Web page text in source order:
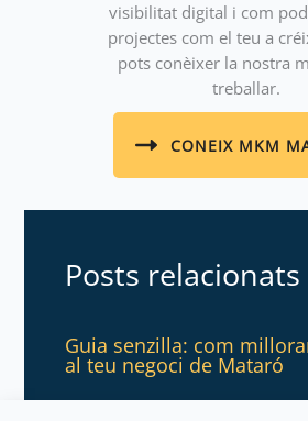
visibilitat digital i com
projectes com el teu a
pots conèixer la nostra
treballar.
CONEIX MKM
Posts relacionats
Guia senzilla: com
al teu negoci de Mataró